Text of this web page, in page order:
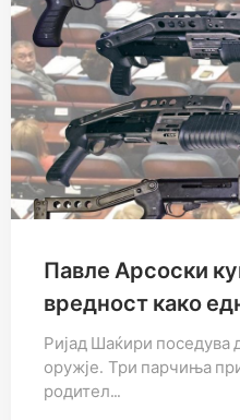
Павле Арсоски
вредност како
Ријад Шаќири поседува
оружје. Три парчиња
родител…